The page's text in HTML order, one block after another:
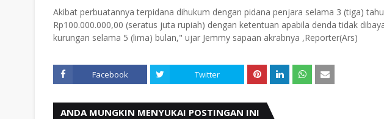
Akibat perbuatannya terpidana dihukum dengan pidana penjara selama 3 (tiga)
Rp100.000.000,00 (seratus juta rupiah) dengan ketentuan apabila denda tidak
kurungan selama 5 (lima) bulan," ujar Jemmy sapaan akrabnya ,Reporter(Ars)
Facebook Twitter
ANDA MUNGKIN MENYUKAI POSTINGAN INI